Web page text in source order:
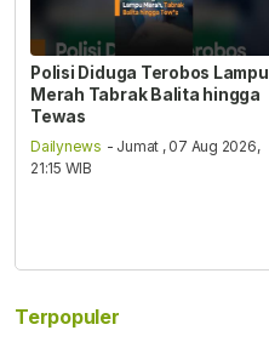
Polisi Diduga Terobos Lampu
Merah Tabrak Balita hingga
Tewas
Dailynews - Jumat , 07 Aug 2026,
21:15 WIB
Terpopuler